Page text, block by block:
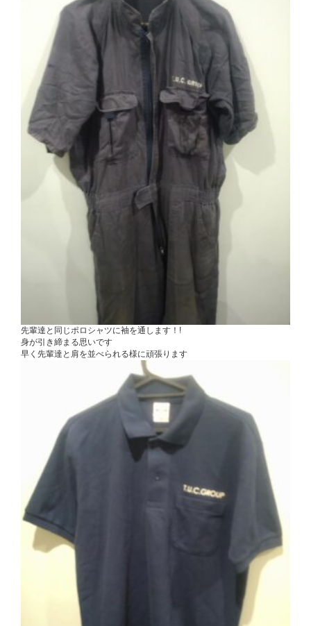
先輩達と同じポロシャツに袖を通します！!
身が引き締まる思いです
早く先輩達と肩を並べられる様に頑張ります